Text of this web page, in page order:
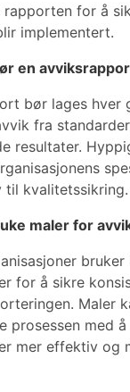
rapporten for å
implementert.
en
bør lages hver
fra
resultater.
til kvalitetssikring.
maler for
for å sikre
Maler
prosessen med
mer effektiv og